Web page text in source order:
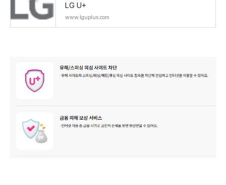
LG U+
www.lguplus.com